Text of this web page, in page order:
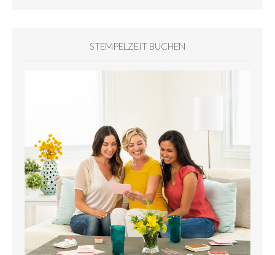
STEMPELZEIT BUCHEN